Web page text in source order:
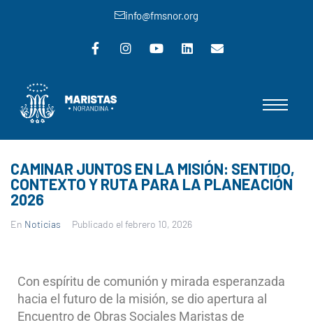
info@fmsnor.org
CAMINAR JUNTOS EN LA MISIÓN: SENTIDO,
CONTEXTO Y RUTA PARA LA PLANEACIÓN
2026
En Noticias Publicado el febrero 10, 2026
Con espíritu de comunión y mirada esperanzada
hacia el futuro de la misión, se dio apertura al
Encuentro de Obras Sociales Maristas de